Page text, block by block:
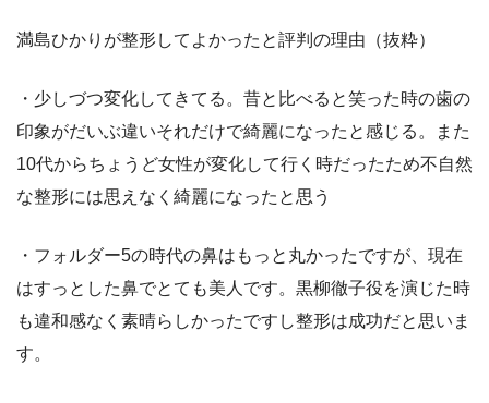
満島ひかりが整形してよかったと評判の理由（抜粋）
・少しづつ変化してきてる。昔と比べると笑った時の歯の
印象がだいぶ違いそれだけで綺麗になったと感じる。また
10代からちょうど女性が変化して行く時だったため不自然
な整形には思えなく綺麗になったと思う
・フォルダー5の時代の鼻はもっと丸かったですが、現在
はすっとした鼻でとても美人です。黒柳徹子役を演じた時
も違和感なく素晴らしかったですし整形は成功だと思いま
す。